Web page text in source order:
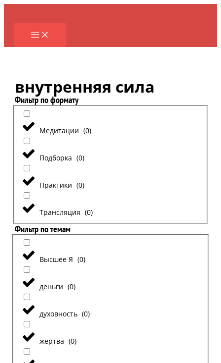
Перейти
содержимому
внутренняя сила
Фильтр по формату
Медитации (0)
Подборка (0)
Практики (0)
Трансляция (0)
Фильтр по темам
Высшее Я (0)
деньги (0)
духовность (0)
жертва (0)